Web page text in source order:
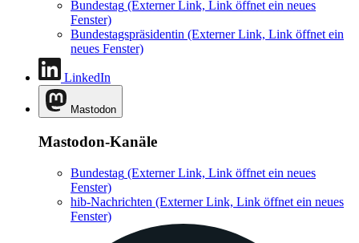
Bundestag (Externer Link, Link öffnet ein neues
Fenster)
Bundestagspräsidentin (Externer Link, Link öffnet ein
neues Fenster)
LinkedIn
Mastodon
Mastodon-Kanäle
Bundestag (Externer Link, Link öffnet ein neues
Fenster)
hib-Nachrichten (Externer Link, Link öffnet ein neues
Fenster)